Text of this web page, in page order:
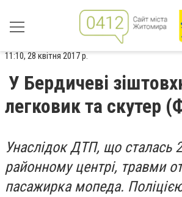
11:10, 28 квітня 2017 р.
У Бердичеві
легковик та скутер
Унаслідок ДТП, що сталась
районному центрі, травми
пасажирка мопеда.